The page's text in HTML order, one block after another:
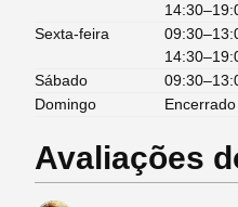
Sexta-feira
Sábado
Domingo
Encerrado
Avaliações